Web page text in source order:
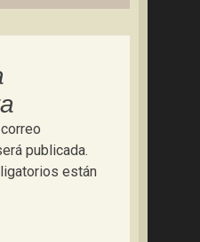
publicada.
están